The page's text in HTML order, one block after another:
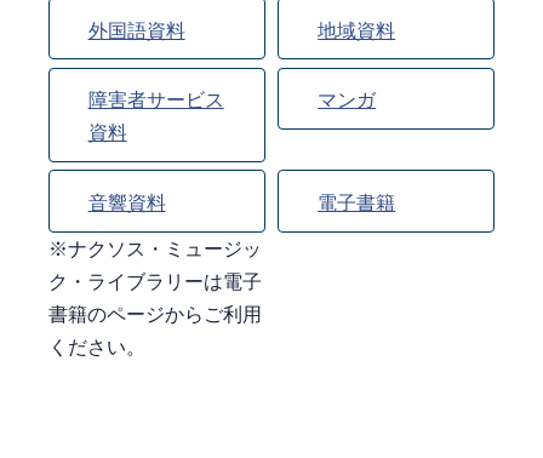
外国語資料 地域資料
障害者サービス
資料
マンガ
音響資料
※ナクソス・ミュージッ
ク・ライブラリーは電子
書籍のページからご利用
ください。
電子書籍